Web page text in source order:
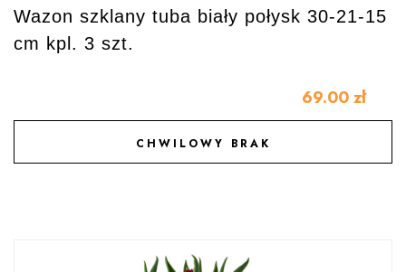
Wazon szklany tuba biały połysk 30-21-15
cm kpl. 3 szt.
69.00 zł
CHWILOWY BRAK
DODAJ DO ULUBIONYCH